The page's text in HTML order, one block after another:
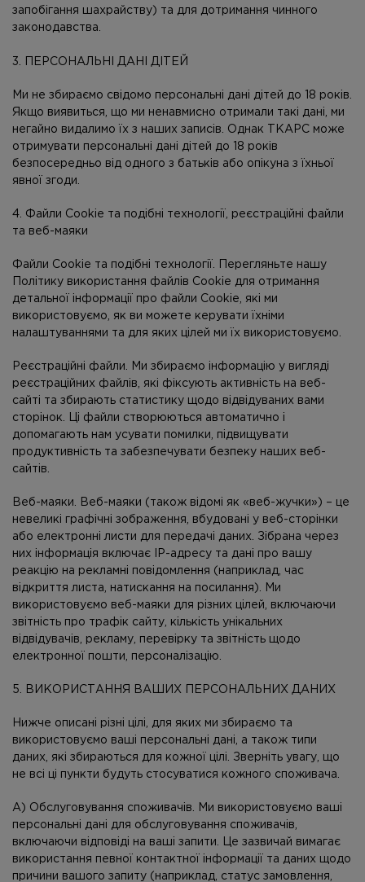
запобігання шахрайству) та для дотримання чинного
законодавства.
3. ПЕРСОНАЛЬНІ ДАНІ ДІТЕЙ
Ми не збираємо свідомо персональні дані дітей до 18 років.
Якщо виявиться, що ми ненавмисно отримали такі дані, ми
негайно видалимо їх з наших записів. Однак ТКАРС може
отримувати персональні дані дітей до 18 років
безпосередньо від одного з батьків або опікуна з їхньої
явної згоди.
4. Файли Cookie та подібні технології, реєстраційні файли
та веб-маяки
Файли Cookie та подібні технології. Перегляньте нашу
Політику використання файлів Cookie для отримання
детальної інформації про файли Cookie, які ми
використовуємо, як ви можете керувати їхніми
налаштуваннями та для яких цілей ми їх використовуємо.
Реєстраційні файли. Ми збираємо інформацію у вигляді
реєстраційних файлів, які фіксують активність на веб-
сайті та збирають статистику щодо відвідуваних вами
сторінок. Ці файли створюються автоматично і
допомагають нам усувати помилки, підвищувати
продуктивність та забезпечувати безпеку наших веб-
сайтів.
Веб-маяки. Веб-маяки (також відомі як «веб-жучки») – це
невеликі графічні зображення, вбудовані у веб-сторінки
або електронні листи для передачі даних. Зібрана через
них інформація включає IP-адресу та дані про вашу
реакцію на рекламні повідомлення (наприклад, час
відкриття листа, натискання на посилання). Ми
використовуємо веб-маяки для різних цілей, включаючи
звітність про трафік сайту, кількість унікальних
відвідувачів, рекламу, перевірку та звітність щодо
електронної пошти, персоналізацію.
5. ВИКОРИСТАННЯ ВАШИХ ПЕРСОНАЛЬНИХ ДАНИХ
Нижче описані різні цілі, для яких ми збираємо та
використовуємо ваші персональні дані, а також типи
даних, які збираються для кожної цілі. Зверніть увагу, що
не всі ці пункти будуть стосуватися кожного споживача.
А) Обслуговування споживачів. Ми використовуємо ваші
персональні дані для обслуговування споживачів,
включаючи відповіді на ваші запити. Це зазвичай вимагає
використання певної контактної інформації та даних щодо
причини вашого запиту (наприклад, статус замовлення,